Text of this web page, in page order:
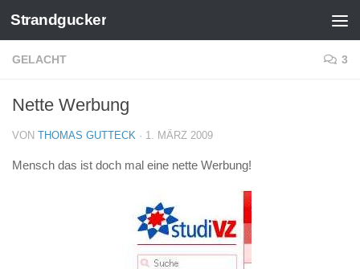
Zum Inhalt springen
Strandgucker
GELACHT 3
Nette Werbung
VON THOMAS GUTTECK · 1. MÄRZ 2009
Mensch das ist doch mal eine nette Werbung!